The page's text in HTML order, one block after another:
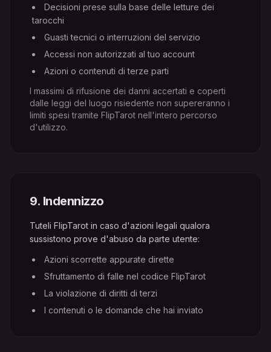
Decisioni prese sulla base delle letture dei
tarocchi
Guasti tecnici o interruzioni del servizio
Accessi non autorizzati al tuo account
Azioni o contenuti di terze parti
I massimi di rifusione dei danni accertati e coperti
dalle leggi del luogo risiedente non supereranno i
limiti spesi tramite FlipTarot nell'intero percorso
d'utilizzo.
9. Indennizzo
Tuteli FlipTarot in caso d'azioni legali qualora
sussistono prove d'abuso da parte utente:
Azioni scorrette appurate dirette
Sfruttamento di falle nel codice FlipTarot
La violazione di diritti di terzi
I contenuti o le domande che hai inviato